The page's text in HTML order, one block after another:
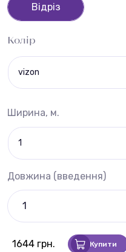
Відріз
Колір
vizon
Ширина, м.
1
Довжина (введення)
1644 грн. Купити